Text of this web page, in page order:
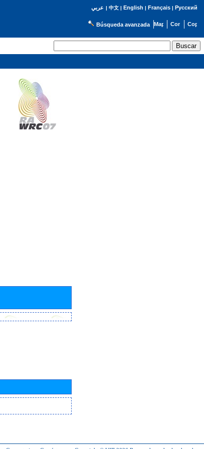
عربي | 中文| English | Français| Русский
Búsqueda avanzada